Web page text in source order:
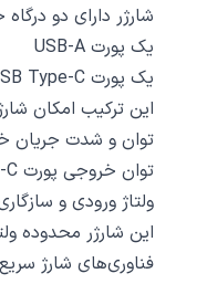
شارژر دارای دو
یک پورت USB-A
یک پورت USB Type-C
این ترکیب امکان
توان و شدت جریان
توان خروجی پورت Type-C تا 30 وات و پورت USB-A تا 18 وات است. شدت جریان خروجی نیز به‌گونه‌ای طراحی شده که با دستگاه‌های مختلف سازگار باشد و شارژ ایمن را تضمین کند.
ولتاژ ورودی و
این شارژر محدوده ولتاژ ورودی 12 تا 24 ولت دارد، بنابراین می‌توان از آن در خودروهای
فناوری‌های شارژ سریع QC و PD